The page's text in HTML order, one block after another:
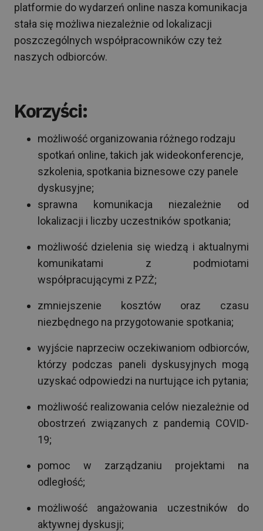
platformie do wydarzeń online nasza komunikacja
stała się możliwa niezależnie od lokalizacji
poszczególnych współpracowników czy też
naszych odbiorców.
Korzyści:
możliwość organizowania różnego rodzaju
spotkań online, takich jak wideokonferencje,
szkolenia, spotkania biznesowe czy panele
dyskusyjne;
sprawna komunikacja niezależnie od
lokalizacji i liczby uczestników spotkania;
możliwość dzielenia się wiedzą i aktualnymi
komunikatami z podmiotami
współpracującymi z PZŻ;
zmniejszenie kosztów oraz czasu
niezbędnego na przygotowanie spotkania;
wyjście naprzeciw oczekiwaniom odbiorców,
którzy podczas paneli dyskusyjnych mogą
uzyskać odpowiedzi na nurtujące ich pytania;
możliwość realizowania celów niezależnie od
obostrzeń związanych z pandemią COVID-
19;
pomoc w zarządzaniu projektami na
odległość;
możliwość angażowania uczestników do
aktywnej dyskusji;